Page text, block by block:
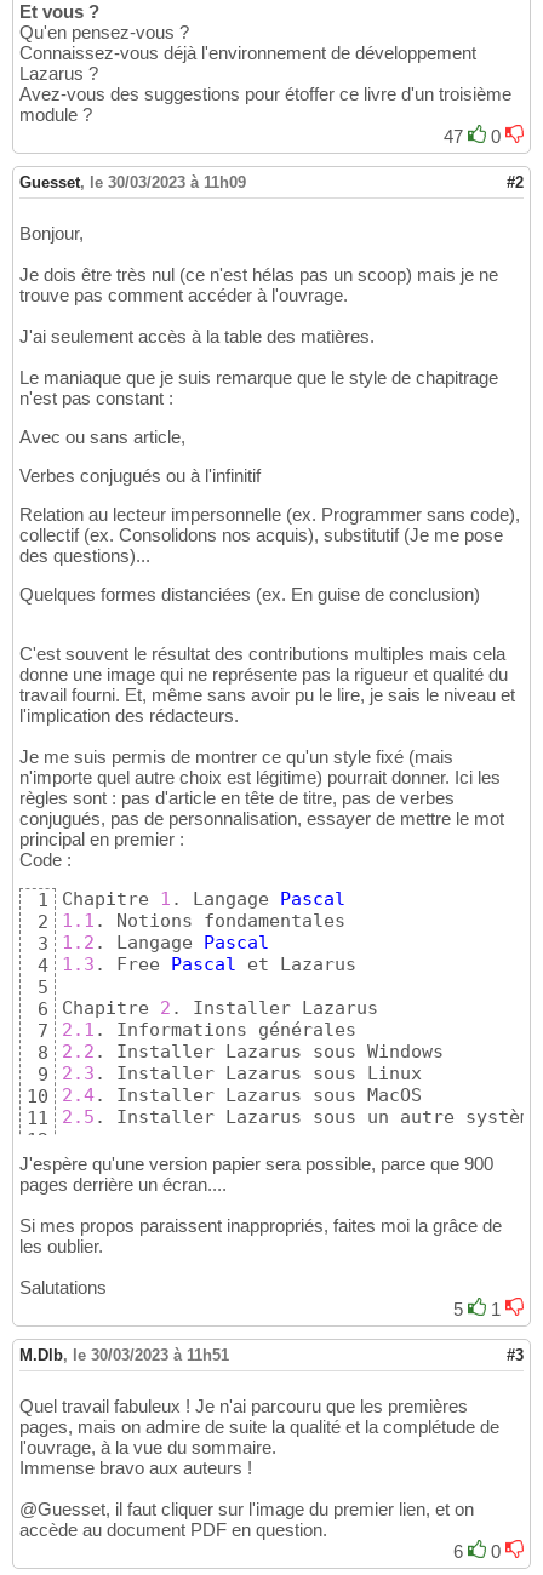
Et vous ?
Qu'en pensez-vous ?
Connaissez-vous déjà l'environnement de développement
Lazarus ?
Avez-vous des suggestions pour étoffer ce livre d'un troisième
module ?
47
0
Guesset, le 30/03/2023 à 11h09 #2
Bonjour,
Je dois être très nul (ce n'est hélas pas un scoop) mais je ne
trouve pas comment accéder à l'ouvrage.
J'ai seulement accès à la table des matières.
Le maniaque que je suis remarque que le style de chapitrage
n'est pas constant :
Avec ou sans article,
Verbes conjugués ou à l'infinitif
Relation au lecteur impersonnelle (ex. Programmer sans code),
collectif (ex. Consolidons nos acquis), substitutif (Je me pose
des questions)...
Quelques formes distanciées (ex. En guise de conclusion)
C'est souvent le résultat des contributions multiples mais cela
donne une image qui ne représente pas la rigueur et qualité du
travail fourni. Et, même sans avoir pu le lire, je sais le niveau et
l'implication des rédacteurs.
Je me suis permis de montrer ce qu'un style fixé (mais
n'importe quel autre choix est légitime) pourrait donner. Ici les
règles sont : pas d'article en tête de titre, pas de verbes
conjugués, pas de personnalisation, essayer de mettre le mot
principal en premier :
Code :
1
2
3
4
5
6
7
8
9
10
11
12
13
14
16
17
19
21
22
24
25
26
27
29
30
Chapitre 1 . Langage
Pascal
1.1
1.2 . Langage
Pascal
1.3 . Free Pascal et Lazarus
Chapitre 2
2.1
2.2
2.3
2.4
2.5 . Installer Lazarus sous un autre système
Chapitre 3
3.1. Interface
3.3
3.4. Consolider les acquis
Chapitre
4.2
4.3. Consolider les acquis
Chapitre 5
5.1
5.2
5.3 . Règles de base de programmation
Chapitre 6
J'espère qu'une version papier sera possible, parce que 900
pages derrière un écran....
Si mes propos paraissent inappropriés, faites moi la grâce de
les oublier.
Salutations
5
1
M.Dlb, le 30/03/2023 à 11h51 #3
Quel travail fabuleux ! Je n'ai parcouru que les premières
pages, mais on admire de suite la qualité et la complétude de
l'ouvrage, à la vue du sommaire.
Immense bravo aux auteurs !
@Guesset, il faut cliquer sur l'image du premier lien, et on
accède au document PDF en question.
6
0